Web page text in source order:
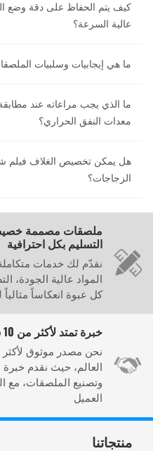
كيف يتم الحفاظ على دقة وضع
عالية السرعة؟
ما هي إيجابيات وسلبيات
ما الذي يجب مراعاته عند
معدات النفق الحراري؟
هل يمكن تخصيص الغلاف فيلم
الزجاجات؟
ملصقات مصممة
التسليم بكل احترافية
نقدّم لك خدمات
المواد عالية الجودة،
كل عبوة انعكاساً مثالياً
خبرة تمتد لأكثر من 10 سنوات في صناعة الملصقات
العالم، حيث نقدم
وتصنيع الملصقات، مع
العميل
منتجاتنا